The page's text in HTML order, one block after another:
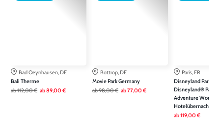
Bad Oeynhausen, DE
Bali Therme
ab112,00 € ab89,00 €
Bottrop, DE
Movie Park Germany
ab98,00 € ab77,00 €
Paris, FR
Disneyland Paris:
Disneyland® Park
Adventure World
Hotelübernachtung
ab119,00 €